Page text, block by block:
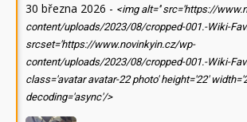
30 března 2026 - <img alt='' src='https://
content/uploads/2023/08/cropped-001.-Wiki-
srcset='https://www.novinkyin.cz/wp-
content/uploads/2023/08/cropped-001.-Wiki-
class='avatar avatar-22 photo' height='22'
decoding='async'/>